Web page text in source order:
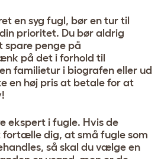
en syg fugl, bør en tur til
prioritet. Du bør aldrig
spare penge på
på det i forhold til
familietur i biografen eller ud
en høj pris at betale for at
ekspert i fugle. Hvis de
fortælle dig, at små fugle som
så skal du vælge en